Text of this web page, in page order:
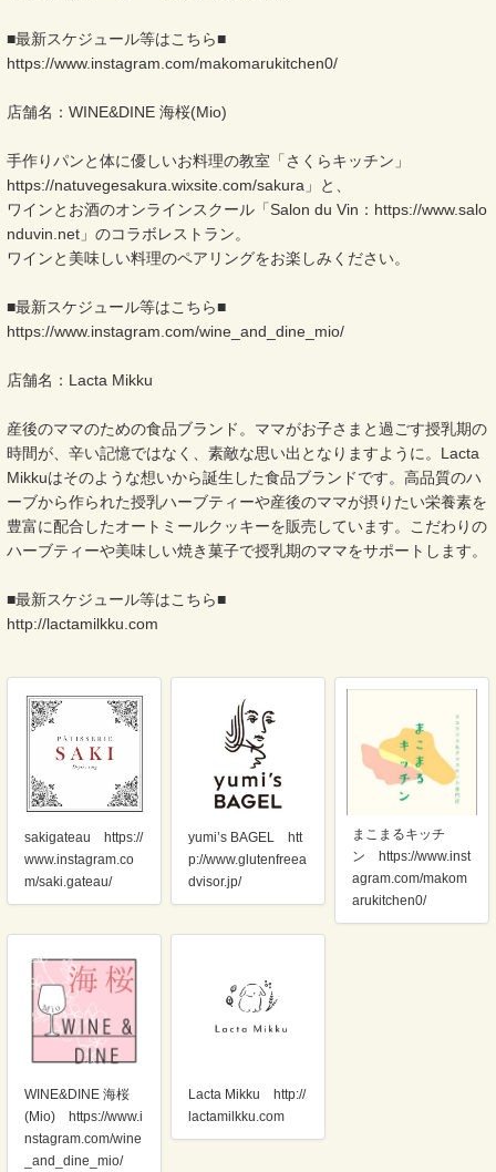
■最新スケジュール等はこちら■
https://www.instagram.com/makomarukitchen0/
店舗名：WINE&DINE 海桜(Mio)
手作りパンと体に優しいお料理の教室「さくらキッチン」
https://natuvegesakura.wixsite.com/sakura」と、
ワインとお酒のオンラインスクール「Salon du Vin：https://www.salo
nduvin.net」のコラボレストラン。
ワインと美味しい料理のペアリングをお楽しみください。
■最新スケジュール等はこちら■
https://www.instagram.com/wine_and_dine_mio/
店舗名：Lacta Mikku
産後のママのための食品ブランド。ママがお子さまと過ごす授乳期の
時間が、辛い記憶ではなく、素敵な思い出となりますように。Lacta
Mikkuはそのような想いから誕生した食品ブランドです。高品質のハ
ーブから作られた授乳ハーブティーや産後のママが摂りたい栄養素を
豊富に配合したオートミールクッキーを販売しています。こだわりの
ハーブティーや美味しい焼き菓子で授乳期のママをサポートします。
■最新スケジュール等はこちら■
http://lactamilkku.com
sakigateau https://
www.instagram.co
m/saki.gateau/
yumi’s BAGEL htt
p://www.glutenfreea
dvisor.jp/
まこまるキッチ
ン https://www.inst
agram.com/makom
arukitchen0/
WINE&DINE 海桜
(Mio) https://www.i
nstagram.com/wine
_and_dine_mio/
Lacta Mikku http://
lactamilkku.com